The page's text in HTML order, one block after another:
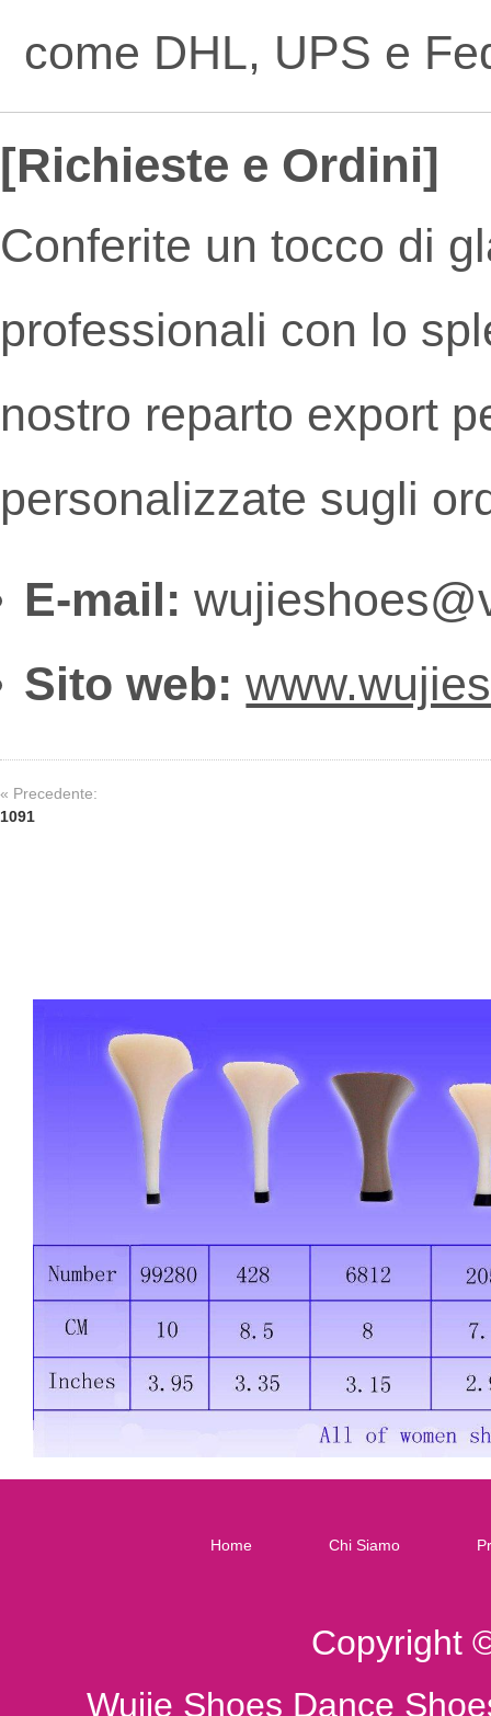
come DHL, UPS e
[Richieste e Ordini]
Conferite un tocco di
professionali con lo
nostro reparto export
personalizzate sugli
E-mail:
Sito web:
« Precedente:
1091
Home Chi Siamo
Copyright
Wujie Shoes Dance